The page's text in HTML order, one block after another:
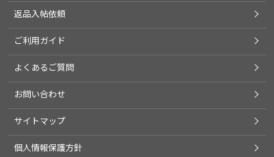
返品入帖依頼
ご利用ガイド
よくあるご質問
お問い合わせ
サイトマップ
個人情報保護方針